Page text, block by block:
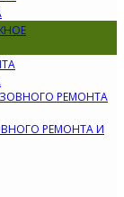
РЕМОНТА И